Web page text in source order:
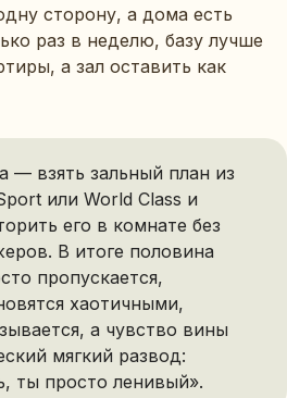
сторону, а дома есть
раз в неделю, базу лучше
а зал оставить как
— взять зальный план из
или World Class и
его в комнате без
В итоге половина
пропускается,
хаотичными,
а чувство вины
мягкий развод:
ты просто ленивый».